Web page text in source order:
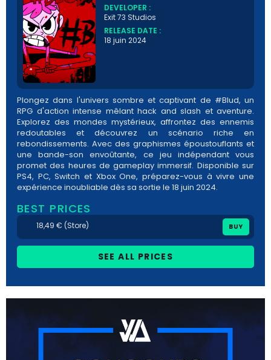
DEVELOPER :
Exit 73 Studios
RELEASE DATE :
18 juin 2024
Plongez dans l'univers sombre et captivant de #Blud, un
RPG d'action intense mêlant hack and slash et aventure.
Explorez des mondes mystérieux, affrontez des ennemis
redoutables et découvrez un scénario riche en
rebondissements. Avec des graphismes époustouflants et
une bande-son envoûtante, ce jeu indépendant vous
promet des heures de gameplay immersif. Disponible sur
PS4, PC, Switch et Xbox One, préparez-vous à vivre une
expérience inoubliable dès sa sortie le 18 juin 2024.
BEST PRICES
18,49 € (Store) BUY
SEE ALL PRICES